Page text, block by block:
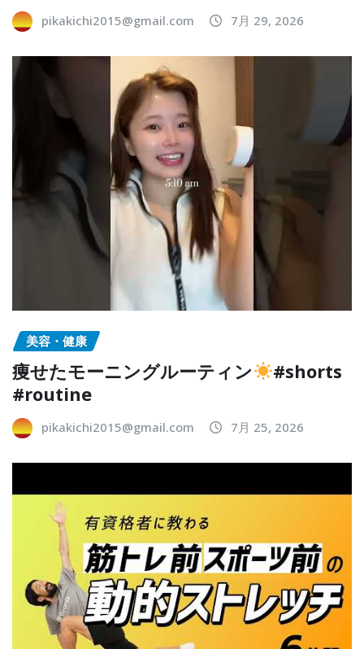
pikakichi2015@gmail.com 7月 29, 2026
美容・健康
痩せたモーニングルーティン
#shorts
#routine
pikakichi2015@gmail.com 7月 25, 2026